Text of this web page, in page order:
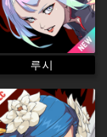
루시